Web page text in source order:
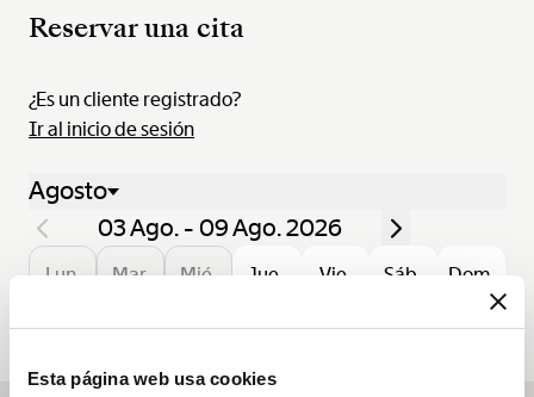
Esta página web usa cookies
Reservar una cita
¿Es un cliente registrado?
Ir al inicio de sesión
Agosto
03 Ago. - 09 Ago. 2026
Lun. Mar. Mié. Jue. Vie. Sáb. Dom.